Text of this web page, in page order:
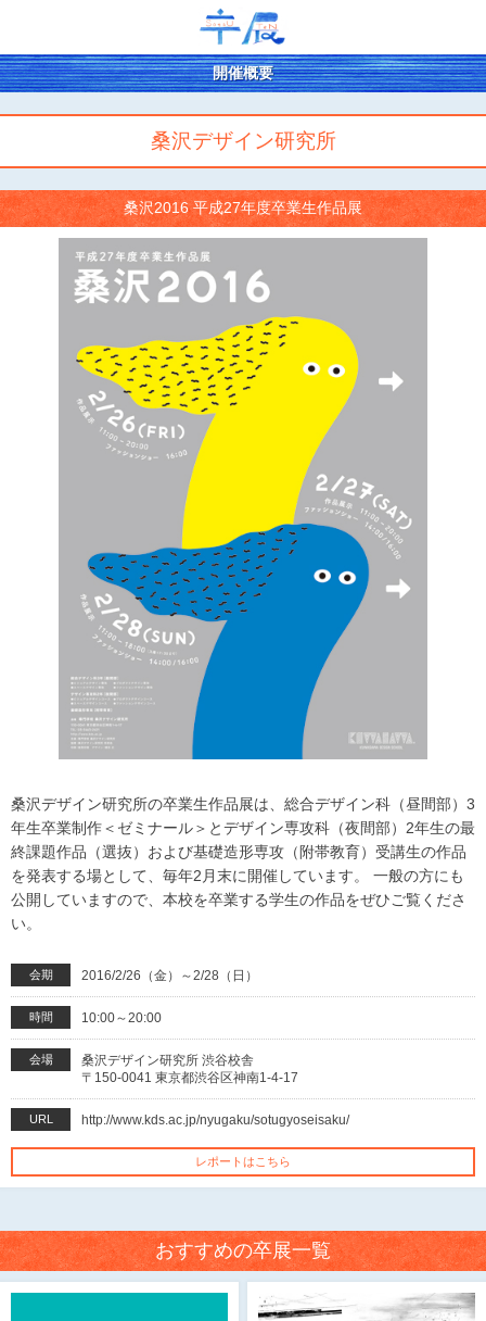
開催概要
桑沢デザイン研究所
桑沢2016 平成27年度卒業生作品展
桑沢デザイン研究所の卒業生作品展は、総合デザイン科（昼間部）3
年生卒業制作＜ゼミナール＞とデザイン専攻科（夜間部）2年生の最
終課題作品（選抜）および基礎造形専攻（附帯教育）受講生の作品
を発表する場として、毎年2月末に開催しています。 一般の方にも
公開していますので、本校を卒業する学生の作品をぜひご覧くださ
い。
会期 2016/2/26（金）～2/28（日）
時間 10:00～20:00
会場
桑沢デザイン研究所 渋谷校舎
〒150-0041 東京都渋谷区神南1-4-17
URL http://www.kds.ac.jp/nyugaku/sotugyoseisaku/
レポートはこちら
おすすめの卒展一覧